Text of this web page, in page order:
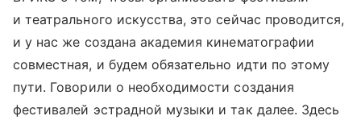
и театрального искусства, это сейчас проводится,
и у нас же создана академия кинематографии
совместная, и будем обязательно идти по этому
пути. Говорили о необходимости создания
фестивалей эстрадной музыки и так далее. Здесь